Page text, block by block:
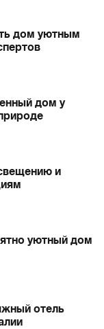
дом уютным
дом у
и
уютный дом
отель